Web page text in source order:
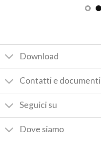
Download
Contatti e documenti
Seguici su
Dove siamo